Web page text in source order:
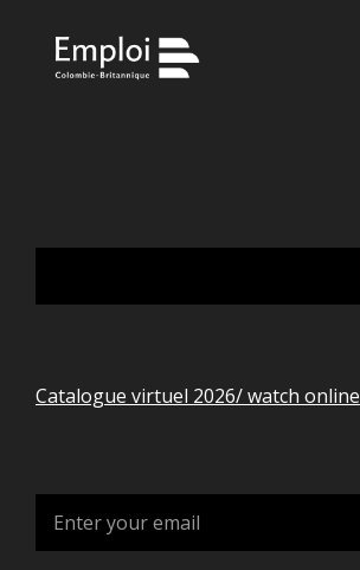
Search
Catalogue virtuel 2026/ watch online